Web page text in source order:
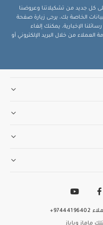
على كل جديد من تشكيلاتنا وعروضنا
الخاصة بك، يرجى زيارة صفحة
الإخبارية، يمكنك إلغاء
من خلال البريد الإلكتروني أو
ماماز وباباز
97444196402+